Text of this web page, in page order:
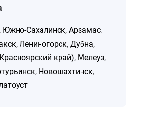
, Южно-Сахалинск,Арзамас,
,Лениногорск,Дубна,
край), Мелеуз,
, Новошахтинск,